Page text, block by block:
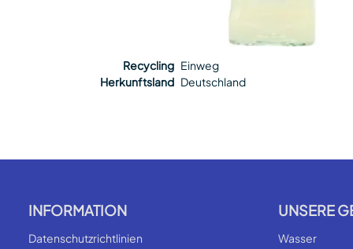
Recycling Einweg
Herkunftsland Deutschland
INFORMATION
Datenschutzrichtlinien
UNSERE
Wasser